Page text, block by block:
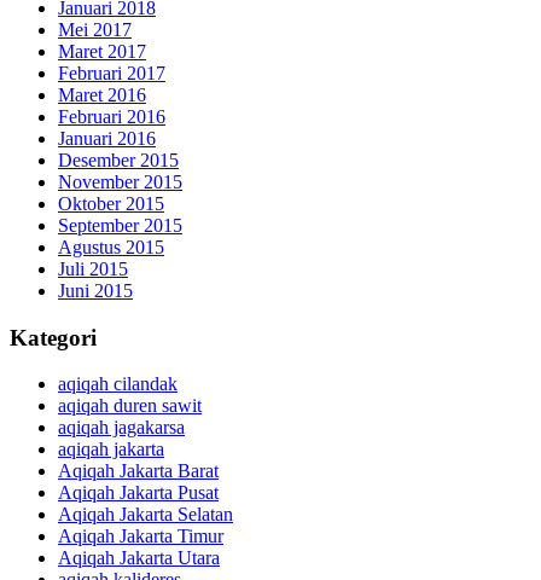
Januari 2018
Mei 2017
Maret 2017
Februari 2017
Maret 2016
Februari 2016
Januari 2016
Desember 2015
November 2015
Oktober 2015
September 2015
Agustus 2015
Juli 2015
Juni 2015
Kategori
aqiqah cilandak
aqiqah duren sawit
aqiqah jagakarsa
aqiqah jakarta
Aqiqah Jakarta Barat
Aqiqah Jakarta Pusat
Aqiqah Jakarta Selatan
Aqiqah Jakarta Timur
Aqiqah Jakarta Utara